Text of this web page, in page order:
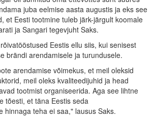
juba eelmise aasta augustis ja eks see
et Eesti tootmine tuleb järk-järgult koomale
ja Sangari tegevjuht Saks.
Eestis ellu siis, kui senisest
brändi arendamisele ja turundusele.
arendamise võimekus, et meil oleksid
meil oleks kvaliteedijuhid ja head
tootmist organiseerida. Aga see lihtne
tõesti, et täna Eestis seda
hinnaga teha ei saa," lausus Saks.